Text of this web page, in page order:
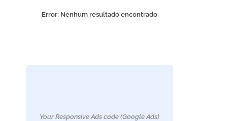
Error: Nenhum resultado encontrado
Your Responsive Ads code (Google Ads)